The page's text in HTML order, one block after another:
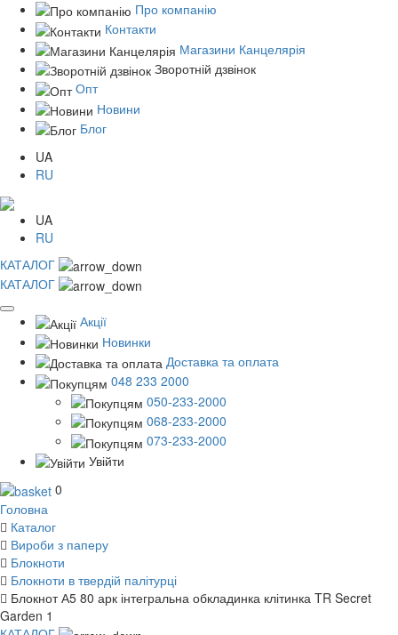
Про компанію
Контакти
Магазини Канцелярія
Зворотній дзвінок
Опт
Новини
Блог
UA
RU
UA
RU
КАТАЛОГ
КАТАЛОГ
Акції
Новинки
Доставка та оплата
048 233 2000
050-233-2000
068-233-2000
073-233-2000
Увійти
0
Головна
Каталог
Вироби з паперу
Блокноти
Блокноти в твердій палітурці
Блокнот А5 80 арк інтегральна обкладинка клітинка TR Secret
Garden 1